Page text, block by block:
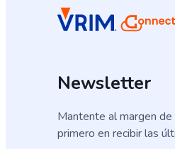
Newsletter
Mantente al margen
primero en recibir las